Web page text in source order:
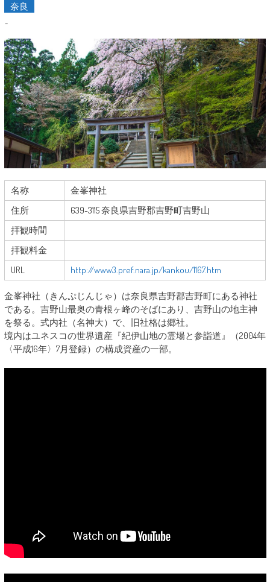
奈良
-
名称
金峯神社
住所
639-3115 奈良県吉野郡吉野町吉野山
拝観時間
拝観料金
URL
http://www3.pref.nara.jp/kankou/1167.htm
金峯神社（きんぷじんじゃ）は奈良県吉野郡吉野町にある神社
である。吉野山最奥の青根ヶ峰のそばにあり、吉野山の地主神
を祭る。式内社（名神大）で、旧社格は郷社。
境内はユネスコの世界遺産『紀伊山地の霊場と参詣道』（2004年
〈平成16年〉7月登録）の構成資産の一部。